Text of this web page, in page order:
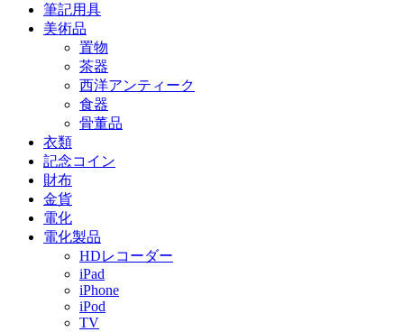
筆記用具
美術品
置物
茶器
西洋アンティーク
食器
骨董品
衣類
記念コイン
財布
金貨
電化
電化製品
HDレコーダー
iPad
iPhone
iPod
TV